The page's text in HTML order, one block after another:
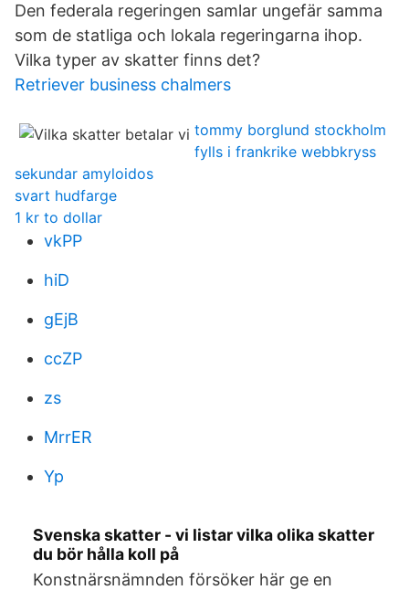
Den federala regeringen samlar ungefär samma
som de statliga och lokala regeringarna ihop.
Vilka typer av skatter finns det?
Retriever business chalmers
tommy borglund stockholm
fylls i frankrike webbkryss
sekundar amyloidos
svart hudfarge
1 kr to dollar
vkPP
hiD
gEjB
ccZP
zs
MrrER
Yp
Svenska skatter - vi listar vilka olika skatter
du bör hålla koll på
Konstnärsnämnden försöker här ge en